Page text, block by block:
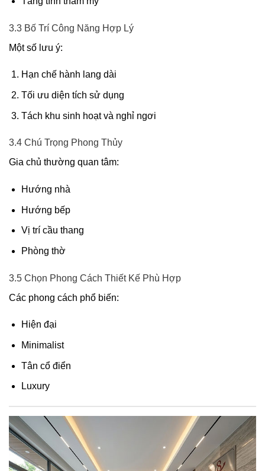
3.3 Bố Trí Công Năng Hợp Lý
Một số lưu ý:
Hạn chế hành lang dài
Tối ưu diện tích sử dụng
Tách khu sinh hoạt và nghỉ ngơi
3.4 Chú Trọng Phong Thủy
Gia chủ thường quan tâm:
Hướng nhà
Hướng bếp
Vị trí cầu thang
Phòng thờ
3.5 Chọn Phong Cách Thiết Kế Phù Hợp
Các phong cách phổ biến:
Hiện đại
Minimalist
Tân cổ điển
Luxury